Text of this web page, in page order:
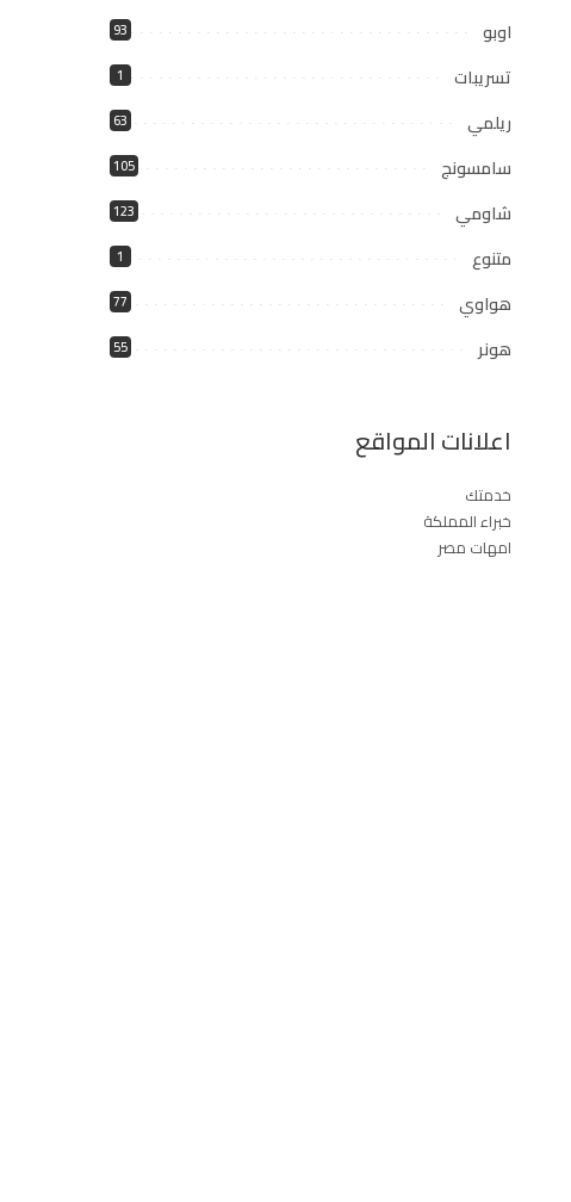
اوبو 93
تسريبات 1
ريلمي 63
سامسونج 105
شاومي 123
متنوع 1
هواوي 77
هونر 55
اعلانات المواقع
خدمتك
خبراء المملكة
امهات مصر